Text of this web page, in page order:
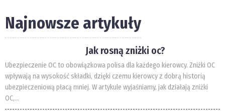
Najnowsze artykuły
Jak rosną zniżki oc?
Ubezpieczenie OC to obowiązkowa polisa dla każdego kierowcy. Zniżki OC
wpływają na wysokość składki, dzięki czemu kierowcy z dobrą historią
ubezpieczeniową płacą mniej. W artykule wyjaśniamy, jak działają zniżki
OC,...